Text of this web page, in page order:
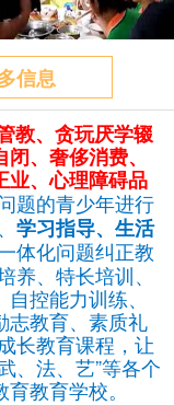
信息
教、 贪玩厌学辍
、奢侈消费、
业、心理障碍品
题的青少年进行
、 学习指导、生活
体化问题纠正教
、特长培训、
控能力训练、
志教育、素质礼
长教育课程，让
、法、艺”等各个
教育学校。